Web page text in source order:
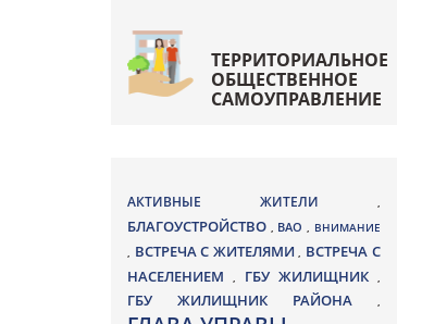
ТЕРРИТОРИАЛЬНОЕ
ОБЩЕСТВЕННОЕ
САМОУПРАВЛЕНИЕ
АКТИВНЫЕ ЖИТЕЛИ ,
БЛАГОУСТРОЙСТВО , ВАО , ВНИМАНИЕ
, ВСТРЕЧА С ЖИТЕЛЯМИ, ВСТРЕЧА С
НАСЕЛЕНИЕМ
, ГБУ ЖИЛИЩНИК ,
ГБУ ЖИЛИЩНИК РАЙОНА ,